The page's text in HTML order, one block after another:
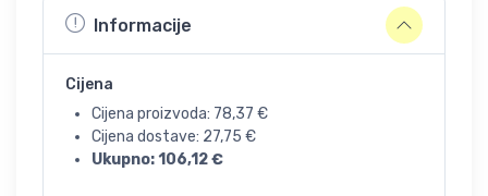
Informacije
Cijena
Cijena proizvoda: 78,37 €
Cijena dostave: 27,75 €
Ukupno:106,12€